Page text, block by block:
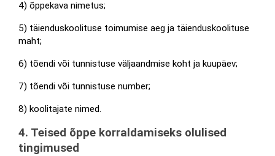
4) õppekava nimetus;
5) täienduskoolituse toimumise aeg ja täienduskoolituse
maht;
6) tõendi või tunnistuse väljaandmise koht ja kuupäev;
7) tõendi või tunnistuse number;
8) koolitajate nimed.
4. Teised õppe korraldamiseks olulised
tingimused